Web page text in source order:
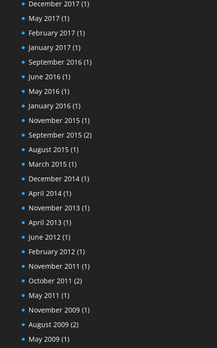
December 2017(1)
May 2017(1)
February 2017(1)
January 2017(1)
September 2016(1)
June 2016(1)
May 2016(1)
January 2016(1)
November 2015(1)
September 2015(2)
August 2015(1)
March 2015(1)
December 2014(1)
April 2014(1)
November 2013 (1)
April 2013 (1)
June 2012 (1)
February 2012 (1)
November 2011 (1)
October 2011 (2)
May 2011 (1)
November 2009(1)
August 2009(2)
May 2009(1)